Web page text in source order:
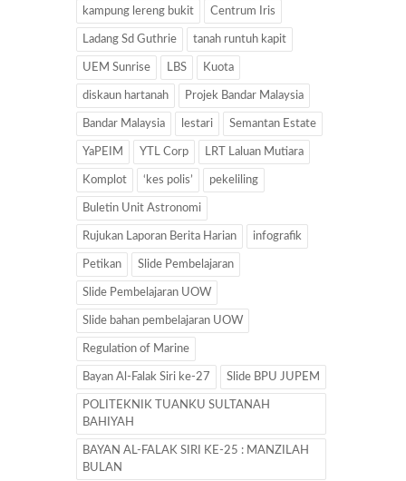
kampung lereng bukit Centrum Iris
Ladang Sd Guthrie tanah runtuh kapit
UEM Sunrise LBS Kuota
diskaun hartanah Projek Bandar Malaysia
Bandar Malaysia lestari Semantan Estate
YaPEIM YTL Corp LRT Laluan Mutiara
Komplot ‘kes polis’ pekeliling
Buletin Unit Astronomi
Rujukan Laporan Berita Harian infografik
Petikan Slide Pembelajaran
Slide Pembelajaran UOW
Slide bahan pembelajaran UOW
Regulation of Marine
Bayan Al-Falak Siri ke-27 Slide BPU JUPEM
POLITEKNIK TUANKU SULTANAH
BAHIYAH
BAYAN AL-FALAK SIRI KE-25 : MANZILAH
BULAN